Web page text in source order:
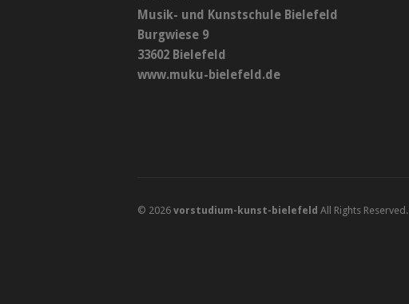
Musik- und Kunstschule Bielefeld
Burgwiese 9
33602 Bielefeld
www.muku-bielefeld.de
© 2026 vorstudium-kunst-bielefeld All Rights Reserved.